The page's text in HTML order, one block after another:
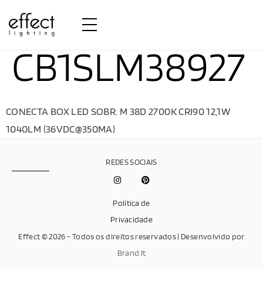
CB1SLM38927
CONECTA BOX LED SOBR. M 38D 2700K CRI90 12,1W
1040LM (36VDC@350MA)
Effect © 2026 - Todos os direitos reservados | Desenvolvido por
Brand.It
Política de
Privacidade
REDES SOCIAIS